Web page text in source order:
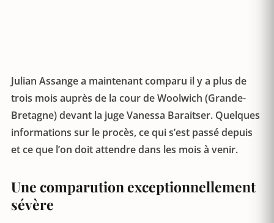
Julian Assange a maintenant comparu il y a plus de
trois mois auprès de la cour de Woolwich (Grande-
Bretagne) devant la juge Vanessa Baraitser. Quelques
informations sur le procès, ce qui s’est passé depuis
et ce que l’on doit attendre dans les mois à venir.
Une comparution exceptionnellement
sévère